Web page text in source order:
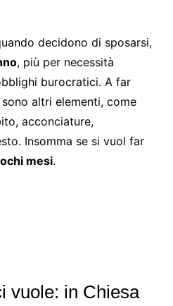
decidono di sposarsi,
, più per necessità
burocratici. A far
sono altri elementi, come
acconciature,
Insomma se si vuol far
mesi.
vuole: in Chiesa